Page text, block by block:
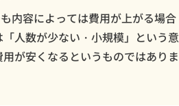
内容によっては費用が上がる場合
人数が少ない・小規模」という意
が安くなるというものではありま